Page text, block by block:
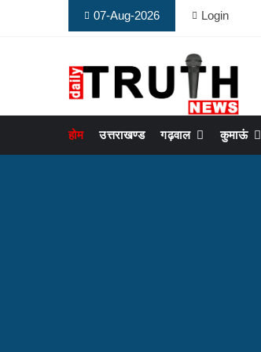
07-Aug-2026 Login
होम उत्तराखण्ड गढ़वाल कुमाऊं